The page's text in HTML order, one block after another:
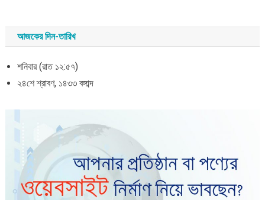
আজকের দিন-তারিখ
শনিবার (রাত ১২:৫৭)
২৪শে শ্রাবণ, ১৪৩৩ বঙ্গাব্দ